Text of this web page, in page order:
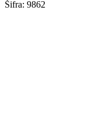
Šifra: 9862